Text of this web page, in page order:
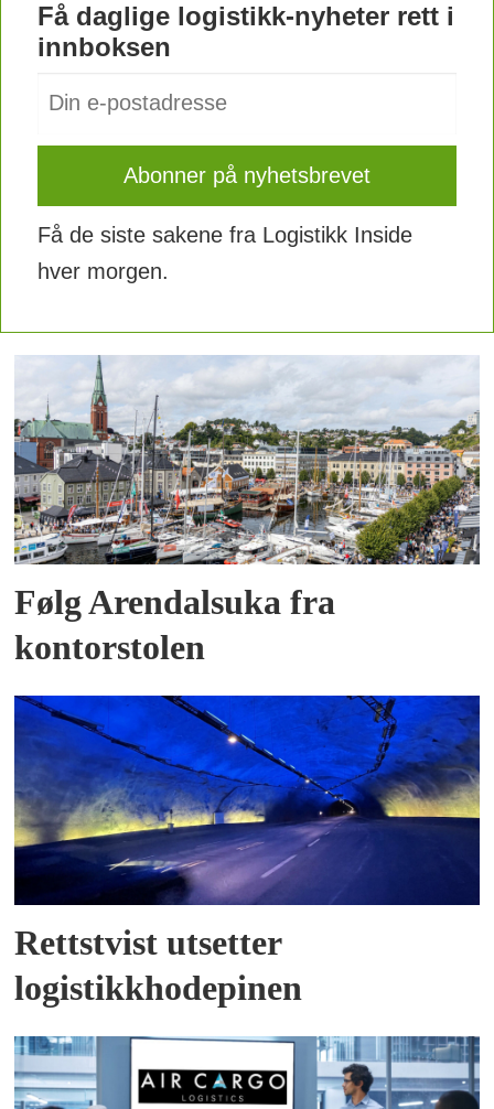
Få daglige logistikk-nyheter rett i
innboksen
Få de siste sakene fra Logistikk Inside
hver morgen.
Følg Arendalsuka fra
kontorstolen
Rettstvist utsetter
logistikkhodepinen